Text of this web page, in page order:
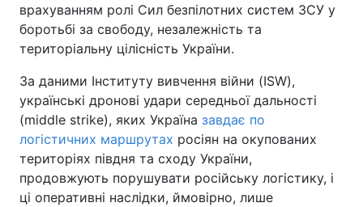
врахуванням ролі Сил безпілотних систем ЗСУ у
боротьбі за свободу, незалежність та
територіальну цілісність України.
За даними Інституту вивчення війни (ISW),
українські дронові удари середньої дальності
(middle strike), яких Україна завдає по
логістичних маршрутах росіян на окупованих
територіях півдня та сходу України,
продовжують порушувати російську логістику, і
ці оперативні наслідки, ймовірно, лише